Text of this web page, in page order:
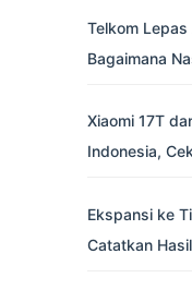
Telkom
Bagaimana
Xiaomi 17T
Indonesia,
Ekspansi ke
Catatkan